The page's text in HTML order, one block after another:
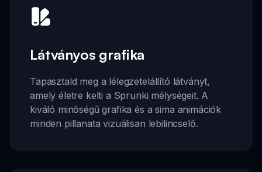
Látványos grafika
Tapasztald meg a lélegzetelállító látványt,
amely életre kelti a Sprunki mélységeit. A
kiváló minőségű grafika és a sima animációk
minden pillanata vizuálisan lebilincselő.